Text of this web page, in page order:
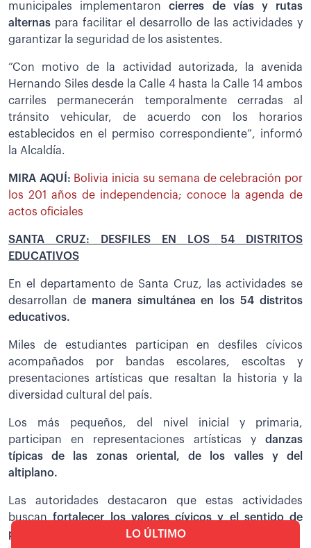
LO ÚLTIMO
municipales implementaroncierres de vías y rutas
alternas para facilitar el desarrollo de las actividades y
garantizar la seguridad de los asistentes.
“Con motivo de la actividad autorizada, la avenida
Hernando Siles desde la Calle 4 hasta la Calle 14 ambos
carriles permanecerán temporalmente cerradas al
tránsito vehicular, de acuerdo con los horarios
establecidos en el permiso correspondiente”, informó
la Alcaldía.
MIRA AQUÍ: Bolivia inicia su semana de celebración por
los 201 años de independencia; conoce la agenda de
actos oficiales
SANTA CRUZ: DESFILES EN LOS 54 DISTRITOS
EDUCATIVOS
En el departamento de Santa Cruz, las actividades se
desarrollan de manera simultánea en los 54 distritos
educativos.
Miles de estudiantes participan en desfiles cívicos
acompañados por bandas escolares, escoltas y
presentaciones artísticas que resaltan la historia y la
diversidad cultural del país.
Los más pequeños, del nivel inicial y primaria,
participan en representaciones artísticas y danzas
típicas de las zonas oriental, de los valles y del
altiplano.
Las autoridades destacaron que estas actividades
buscanfortalecer los valores cívicos y el sentido de
pertenencia entre niños y jóvenes.